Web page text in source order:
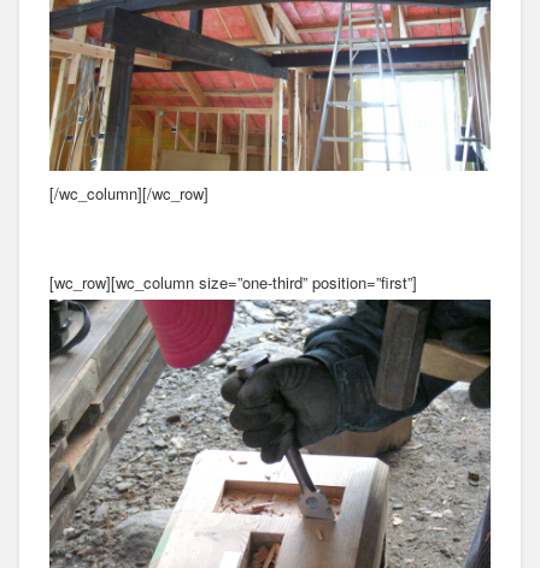
[/wc_column][/wc_row]
[wc_row][wc_column size=”one-third” position=”first”]